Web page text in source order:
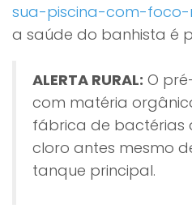
sua-piscina-com-
a saúde do banhista é
ALERTA RURAL: O
com matéria
fábrica de bactérias
cloro antes mesmo
tanque principal.